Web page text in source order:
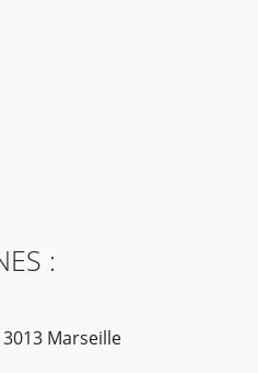
:
Marseille